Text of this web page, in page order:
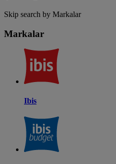
Skip search by Markalar
Markalar
Ibis